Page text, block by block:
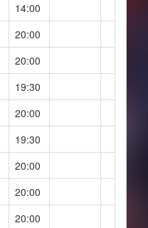
14:00
20:00
20:00
19:30
20:00
19:30
20:00
20:00
20:00